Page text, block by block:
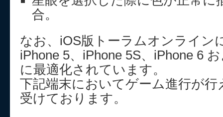
合。
なお、iOS版トーラムオンライン
iPhone 5、iPhone 5S、iPhone 6
に最適化されています。
下記端末においてゲーム進行が
受けております。